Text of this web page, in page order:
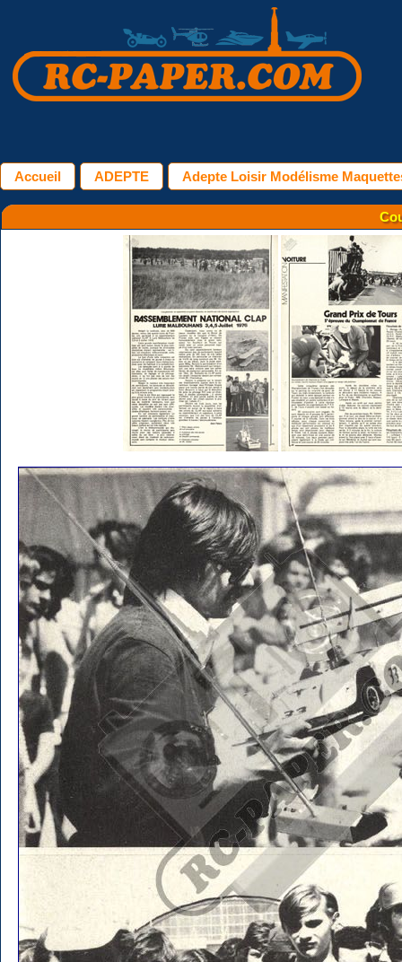
Accueil ADEPTE Adepte Loisir Modélisme